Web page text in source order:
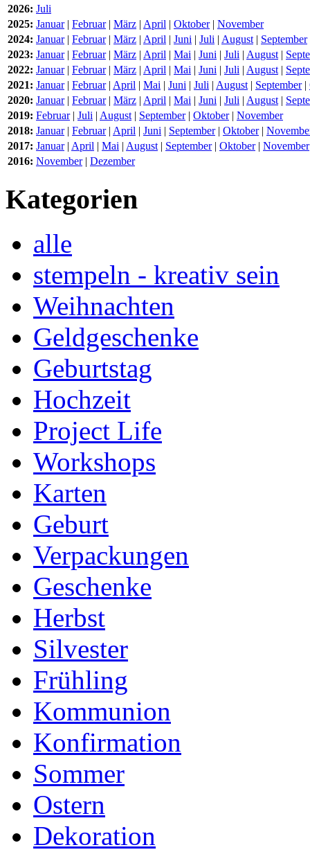
2026: Juli
2025: Januar| Februar| März | April | Oktober| November
2024: Januar| Februar| März | April | Juni | Juli | August | September
2023: Januar| Februar| März | April | Mai | Juni | Juli | August |
2022: Januar| Februar| März | April | Mai | Juni | Juli | August |
2021: Januar| Februar| April | Mai | Juni | Juli | August | September|
2020: Januar| Februar| März | April | Mai | Juni | Juli | August |
2019: Februar| Juli | August | September| Oktober| November
2018: Januar| Februar| April | Juni | September| Oktober|
2017: Januar| April | Mai | August | September| Oktober| November
2016: November| Dezember
Kategorien
alle
stempeln - kreativ sein
Weihnachten
Geldgeschenke
Geburtstag
Hochzeit
Project Life
Workshops
Karten
Geburt
Verpackungen
Geschenke
Herbst
Silvester
Frühling
Kommunion
Konfirmation
Sommer
Ostern
Dekoration